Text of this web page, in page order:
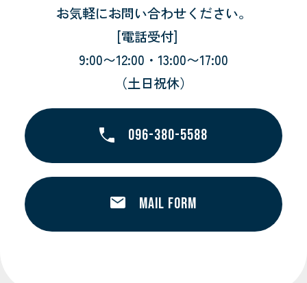
お気軽にお問い合わせください。
[電話受付]
9:00〜12:00・13:00〜17:00
（土日祝休）
096-380-5588
MAIL FORM